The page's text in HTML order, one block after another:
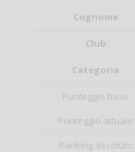
Cognome:
Club:
Categoria:
Punteggio base:
Punteggio attuale:
Ranking assoluto: